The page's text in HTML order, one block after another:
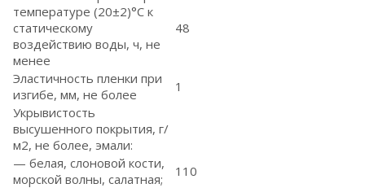
температуре (20±2)°С к
статическому
воздействию воды, ч, не
менее
48
Эластичность пленки при
изгибе, мм, не более
1
Укрывистость
высушенного покрытия, г/
м2, не более, эмали:
— белая, слоновой кости,
морской волны, салатная;
110